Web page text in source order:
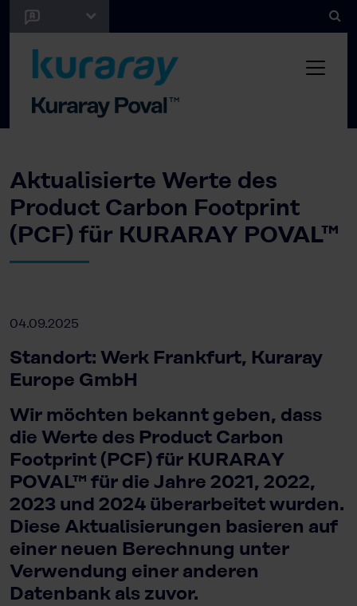
Aktualisierte Werte des
Product Carbon Footprint
(PCF) für KURARAY POVAL™
04.09.2025
Standort: Werk Frankfurt, Kuraray
Europe GmbH
Wir möchten bekannt geben, dass
die Werte des Product Carbon
Footprint (PCF) für KURARAY
POVAL™ für die Jahre 2021, 2022,
2023 und 2024 überarbeitet wurden.
Diese Aktualisierungen basieren auf
einer neuen Berechnung unter
Verwendung einer anderen
Datenbank als zuvor.